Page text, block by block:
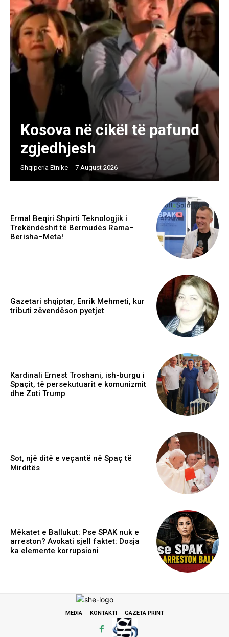
Kosova në cikël të pafund
zgjedhjesh
Shqiperia Etnike - 7 August 2026
Ermal Beqiri Shpirti Teknologjik i
Trekëndëshit të Bermudës Rama–
Berisha–Meta!
Gazetari shqiptar, Enrik Mehmeti, kur
tributi zëvendëson pyetjet
Kardinali Ernest Troshani, ish-burgu i
Spaçit, të persekutuarit e komunizmit
dhe Zoti Trump
Sot, një ditë e veçantë në Spaç të
Mirditës
Mëkatet e Ballukut: Pse SPAK nuk e
arreston? Avokati sjell faktet: Dosja
ka elemente korrupsioni
MEDIA KONTAKTI GAZETA PRINT